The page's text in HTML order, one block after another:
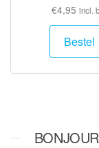
€4,95 incl.
Bestel